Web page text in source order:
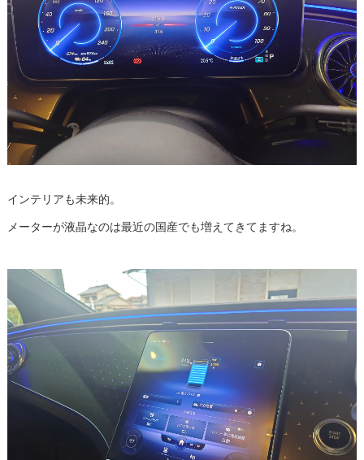
インテリアも未来的。
メーターが液晶なのは最近の国産でも増えてきてますね。